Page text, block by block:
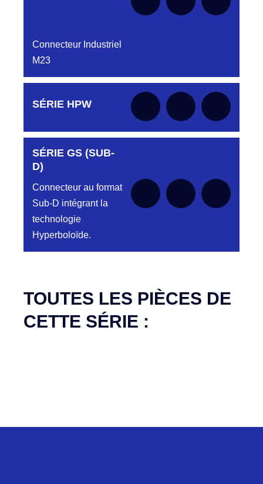
Connecteur Industriel
M23
Aucune pièce disponible pour cette série pour
le moment
SÉRIE HPW
Aucune pièce disponible pour cette série pour
SÉRIE GS (SUB-
D)
Connecteur au format
Sub-D intégrant la
technologie
Hyperboloïde.
TOUTES LES PIÈCES DE
CETTE SÉRIE :